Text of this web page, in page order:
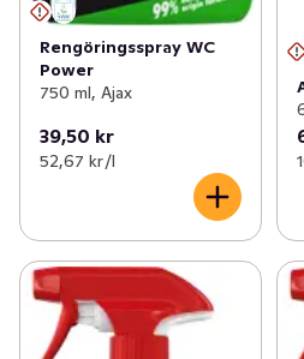
Rengöringsspray WC
Power
750 ml, Ajax
39,50 kr
52,67 kr /l